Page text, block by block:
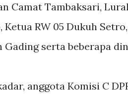
Camat Tambaksari,
RW 05 Dukuh
Gading serta beberapa
anggota Komisi C